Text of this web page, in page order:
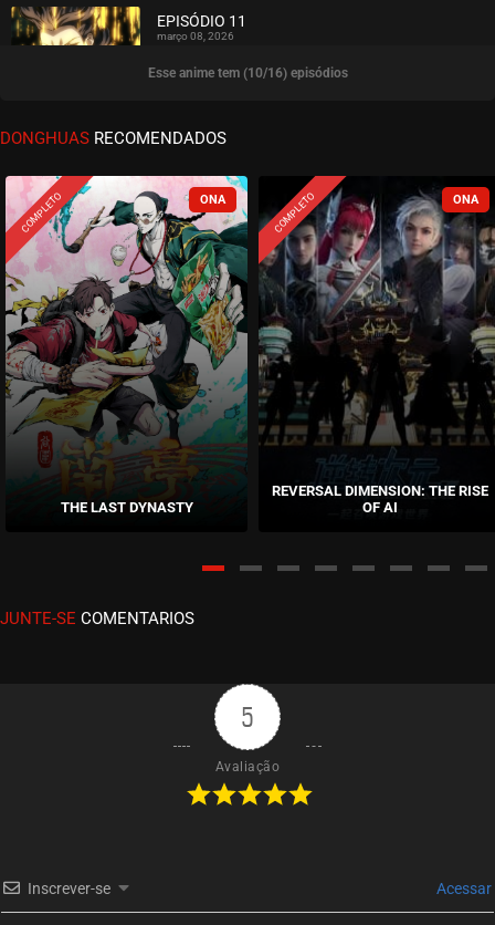
ASSISTIDO
EPISÓDIO 11
março 08, 2026
ASSISTIDO
EPISÓDIO 10
ASSISTIDO
EPISÓDIO 09
março 01, 2026
ASSISTIDO
EPISÓDIO 08
fevereiro 22, 2026
EPISÓDIO 07
fevereiro 22, 2026
ASSISTIDO
EPISÓDIO 05
fevereiro 10, 2026
EPISÓDIO 04
EPISÓDIO 03
Esse anime tem (10/16) episódios
DONGHUAS RECOMENDADOS
COMPLETO
THE LAST DYNASTY
COMPLETO
REVERSAL DIMENSION: THE RISE
OF AI
JUNTE-SE COMENTARIOS
5
Avaliação
Inscrever-se Acessar